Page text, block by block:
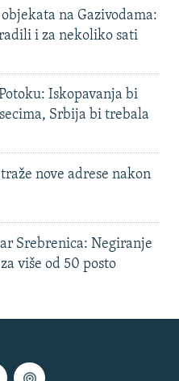
na Gazivodama:
i za nekoliko sati
Iskopavanja bi
Srbija bi trebala
nove adrese nakon
Srebrenica: Negiranje
više od 50 posto